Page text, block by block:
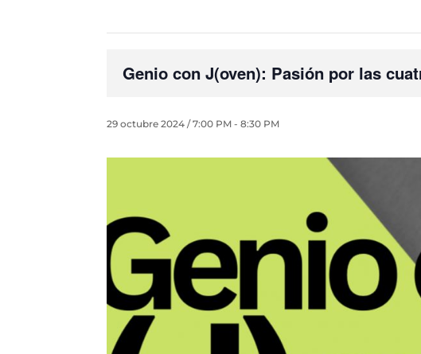
Genio con J(oven): Pasión por las
29 octubre 2024 / 7:00 PM -8:30 PM